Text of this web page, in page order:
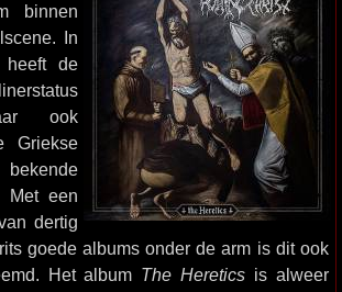
binnen
In
heeft de
ook
Griekse
Met een
dertig
goede albums onder de arm is dit ook
Het album The Heretics is alweer